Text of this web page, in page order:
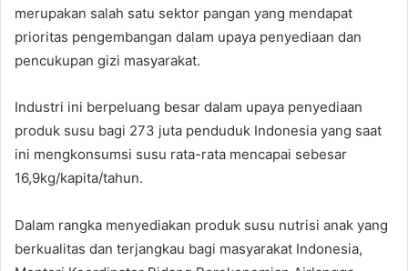
merupakan salah satu sektor pangan yang mendapat
prioritas pengembangan dalam upaya penyediaan dan
pencukupan gizi masyarakat.
Industri ini berpeluang besar dalam upaya penyediaan
produk susu bagi 273 juta penduduk Indonesia yang saat
ini mengkonsumsi susu rata-rata mencapai sebesar
16,9kg/kapita/tahun.
Dalam rangka menyediakan produk susu nutrisi anak yang
berkualitas dan terjangkau bagi masyarakat Indonesia,